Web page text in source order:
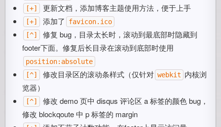
[+] 更新文档，添加博客主题使用方法，便于上手
[+] 添加了
favicon.ico
[^]
修复 bug，目录太长时，滚动到最底部时隐藏到
footer下面。修复后长目录在滚动到底部时使用
position:absolute
[^]
修改目录区的滚动条样式（仅针对 webkit 内核浏
览器）
[^]
修改 demo 页中 disqus 评论区 a 标签的颜色 bug，
修改 blockqoute 中 p 标签的 margin